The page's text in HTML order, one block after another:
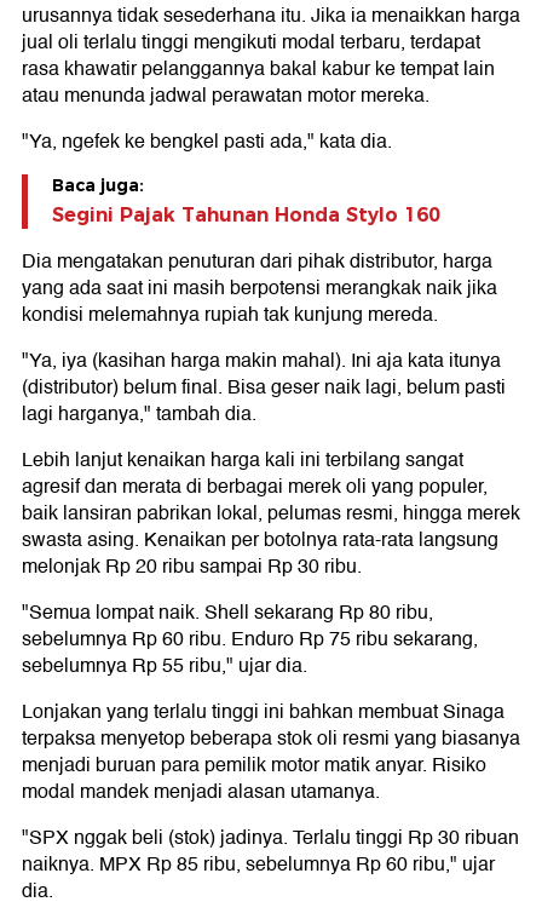
urusannya tidak sesederhana itu. Jika ia menaikkan harga
jual oli terlalu tinggi mengikuti modal terbaru, terdapat
rasa khawatir pelanggannya bakal kabur ke tempat lain
atau menunda jadwal perawatan motor mereka.
"Ya, ngefek ke bengkel pasti ada," kata dia.
Baca juga:
Segini Pajak Tahunan Honda Stylo 160
Dia mengatakan penuturan dari pihak distributor, harga
yang ada saat ini masih berpotensi merangkak naik jika
kondisi melemahnya rupiah tak kunjung mereda.
"Ya, iya (kasihan harga makin mahal). Ini aja kata itunya
(distributor) belum final. Bisa geser naik lagi, belum pasti
lagi harganya," tambah dia.
Lebih lanjut kenaikan harga kali ini terbilang sangat
agresif dan merata di berbagai merek oli yang populer,
baik lansiran pabrikan lokal, pelumas resmi, hingga merek
swasta asing. Kenaikan per botolnya rata-rata langsung
melonjak Rp 20 ribu sampai Rp 30 ribu.
"Semua lompat naik. Shell sekarang Rp 80 ribu,
sebelumnya Rp 60 ribu. Enduro Rp 75 ribu sekarang,
sebelumnya Rp 55 ribu," ujar dia.
Lonjakan yang terlalu tinggi ini bahkan membuat Sinaga
terpaksa menyetop beberapa stok oli resmi yang biasanya
menjadi buruan para pemilik motor matik anyar. Risiko
modal mandek menjadi alasan utamanya.
"SPX nggak beli (stok) jadinya. Terlalu tinggi Rp 30 ribuan
naiknya. MPX Rp 85 ribu, sebelumnya Rp 60 ribu," ujar
dia.